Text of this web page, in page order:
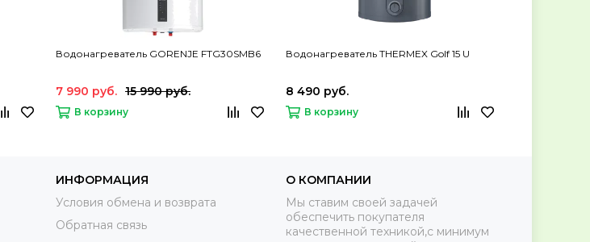
Водонагреватель GORENJE FTG30SMB6
7 990 руб. 15 990 руб.
В корзину
Водонагреватель THERMEX Golf 15 U
8 490 руб.
В корзину
ИНФОРМАЦИЯ
Условия обмена и возврата
Обратная связь
О КОМПАНИИ
Мы ставим своей задачей
обеспечить покупателя
качественной техникой,с минимум